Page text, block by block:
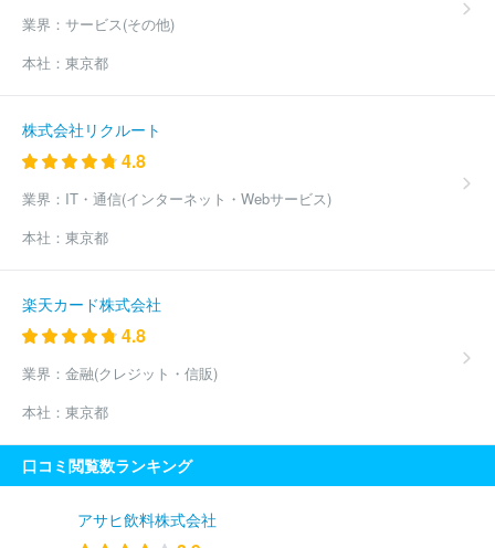
業界： サービス(その他)
本社： 東京都
株式会社リクルート
4.8
業界： IT・通信(インターネット・Webサービス)
本社： 東京都
楽天カード株式会社
4.8
業界： 金融(クレジット・信販)
本社： 東京都
口コミ閲覧数ランキング
アサヒ飲料株式会社